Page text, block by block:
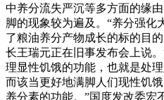
中养分流失严沉等多方面的缘
脚的现象较为遍及。“养分强化
了粮油养分产物成长的标的目
长王瑞元正在旧事发布会上说
理显性饥饿的功能，也就是处
而该当更好地满脚人们现性饥
养分素的功能。”国度发改委宏